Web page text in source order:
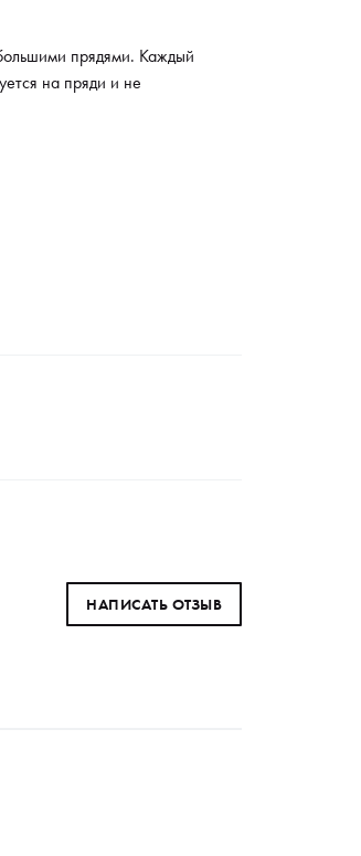
прядями. Каждый
на пряди и не
НАПИСАТЬ ОТЗЫВ